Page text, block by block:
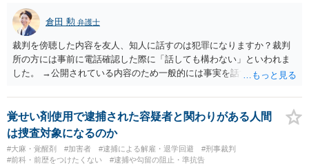
倉田 勲 弁護士
裁判を傍聴した内容を友人、知人に話すのは犯罪になりますか？裁判
所の方には事前に電話確認した際に「話しても構わない」といわれま
した。 →公開されている内容のため一般的には事実を話す限度であれ
覚せい剤使用で逮捕された容疑者と関わりがある人間
は捜査対象になるのか
#大麻・覚醒剤 #加害者 #逮捕による解雇・退学回避
#刑事裁判
#前科・前歴をつけたくない
#逮捕や勾留の阻止・準抗告